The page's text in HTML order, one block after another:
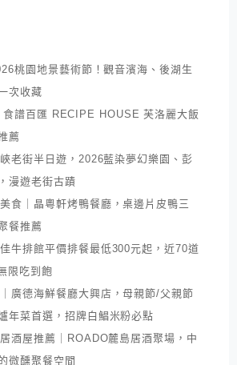
桃園地景藝術節！觀音濱海、後湖生
次收藏
譜百匯 RECIPE HOUSE 芙洛麗大飯
薦
老街半日遊，2026藍染夢幻樂園、彭
漫遊老街古蹟
食｜晶粵軒烤鴨餐廳，桌邊片皮鴨三
餐推薦
牛排館平價排餐最低300元起，近70道
限吃到飽
廣德海鮮餐廳大興店，母親節/父親節
年菜首選，招牌白鯧米粉必點
酒屋推薦｜ROADO麓島居酒聚場，中
微醺聚餐空間